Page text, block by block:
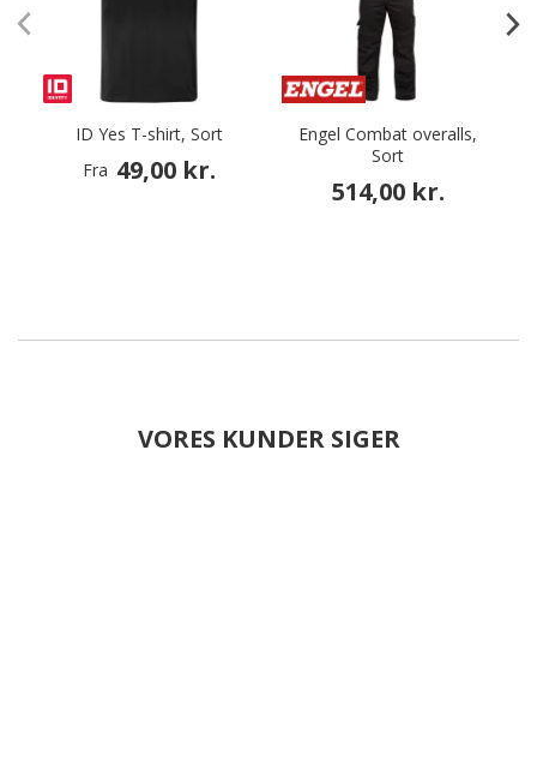
ID Yes T-shirt, Sort
Fra 49,00 kr.
Engel Combat overalls,
Sort
514,00 kr.
VORES KUNDER SIGER